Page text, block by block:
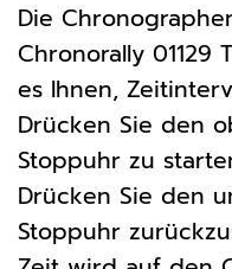
Die
Chronorally 01129
es Ihnen,
Drücken Sie den
Stoppuhr zu
Drücken Sie den
Stoppuhr